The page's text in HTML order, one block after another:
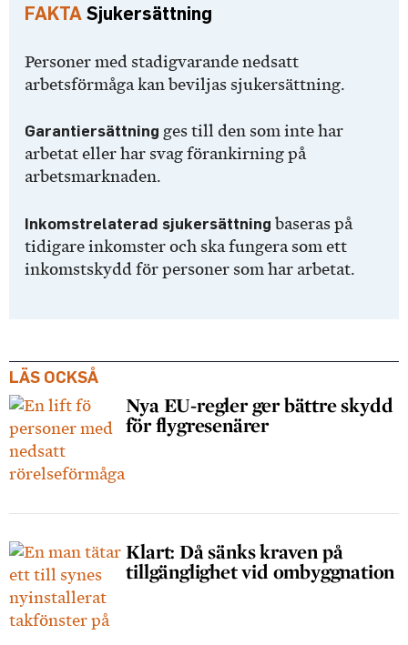
Sjukersättning
Personer med stadigvarande nedsatt
arbetsförmåga kan beviljas sjukersättning.
Garantiersättning ges till den som inte har
arbetat eller har svag förankirning på
arbetsmarknaden.
Inkomstrelaterad sjukersättning baseras på
tidigare inkomster och ska fungera som ett
inkomstskydd för personer som har arbetat.
LÄS OCKSÅ
Nya EU-regler ger bättre skydd
för flygresenärer
Klart: Då sänks kraven på
tillgänglighet vid ombyggnation